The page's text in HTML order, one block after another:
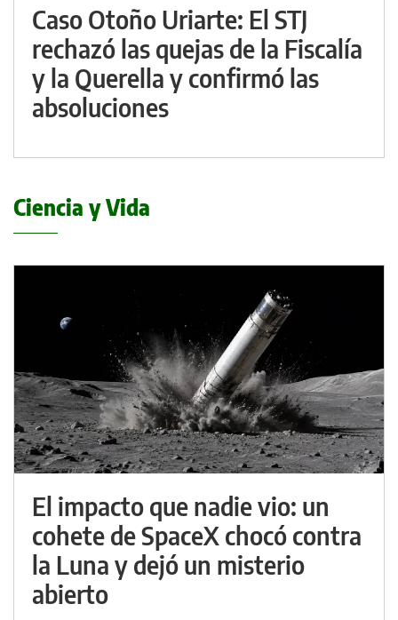
Caso Otoño Uriarte: El STJ
rechazó las quejas de la Fiscalía
y la Querella y confirmó las
absoluciones
Ciencia y Vida
El impacto que nadie vio: un
cohete de SpaceX chocó contra
la Luna y dejó un misterio
abierto